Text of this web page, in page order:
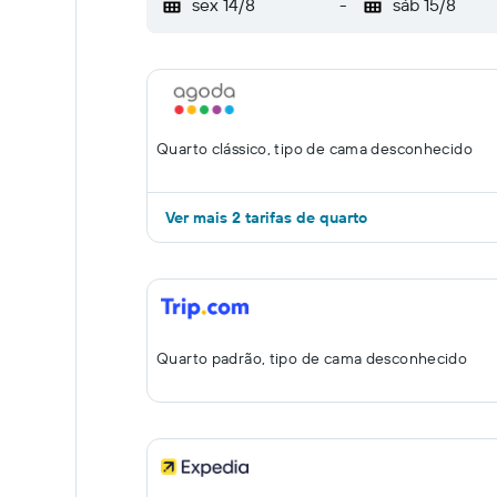
sex 14/8 - sáb 15/8
Quarto clássico, tipo de cama desconhecido
Ver mais 2 tarifas de quarto
Quarto padrão, tipo de cama desconhecido